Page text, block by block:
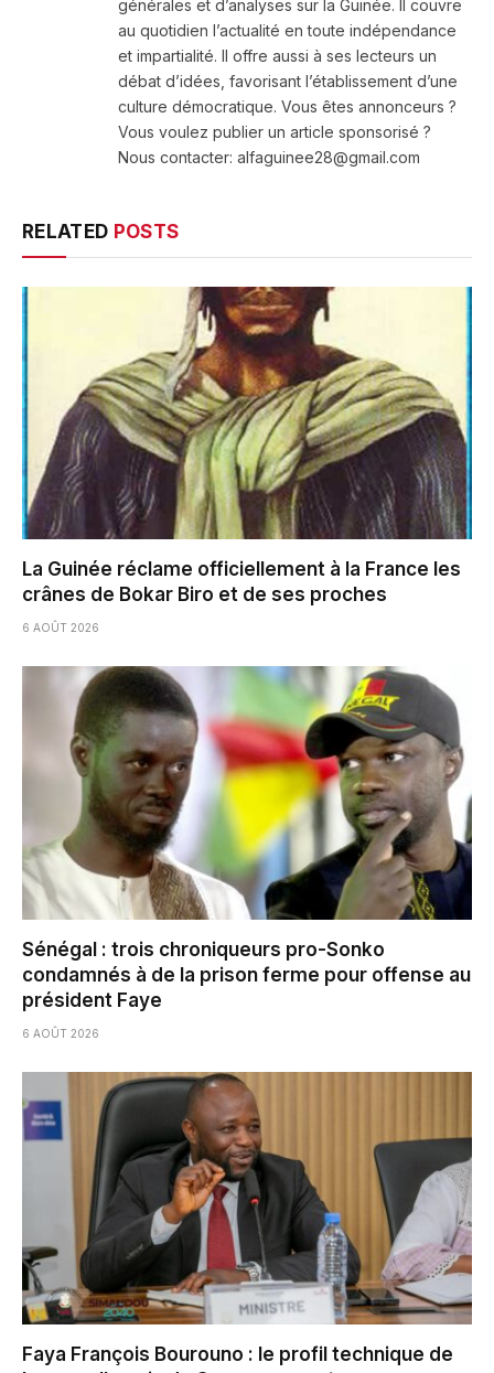
générales et d’analyses sur la Guinée. Il couvre
au quotidien l’actualité en toute indépendance
et impartialité. Il offre aussi à ses lecteurs un
débat d’idées, favorisant l’établissement d’une
culture démocratique. Vous êtes annonceurs ?
Vous voulez publier un article sponsorisé ?
Nous contacter: alfaguinee28@gmail.com
RELATED POSTS
La Guinée réclame officiellement à la France les
crânes de Bokar Biro et de ses proches
6 AOÛT 2026
Sénégal : trois chroniqueurs pro-Sonko
condamnés à de la prison ferme pour offense au
président Faye
6 AOÛT 2026
Faya François Bourouno : le profil technique de